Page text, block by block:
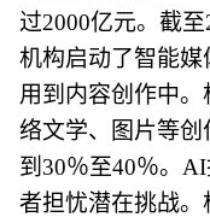
过2000亿元。截
机构启动了智能
用到内容创作中。
络文学、图片等
到30％至40％。
者担忧潜在挑战。